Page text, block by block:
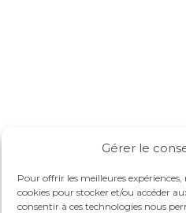
Gérer le
Pour offrir les meilleures
cookies pour stocker et/ou accéder
consentir à ces technologies nous